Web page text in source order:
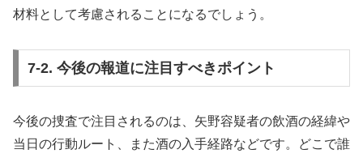
材料として考慮されることになるでしょう。
7-2. 今後の報道に注目すべきポイント
今後の捜査で注目されるのは、矢野容疑者の飲酒の経緯や
当日の行動ルート、また酒の入手経路などです。どこで誰